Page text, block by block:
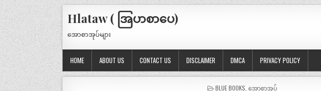
Hlataw ( အြပာစာပေ)
အောစာအုပ်များ
HOME ABOUT US CONTACT US DISCLAIMER DMCA PRIVACY POLICY
POSTED
BLUE BOOKS ,အောစာအုပ်